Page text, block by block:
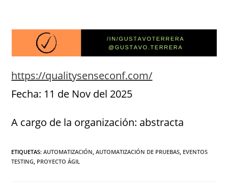
https://qualitysenseconf.com/
Fecha: 11 de Nov del 2025
A cargo de la organización: abstracta
ETIQUETAS:AUTOMATIZACIÓN, AUTOMATIZACIÓN DE PRUEBAS, EVENTOS
TESTING, PROYECTO ÁGIL